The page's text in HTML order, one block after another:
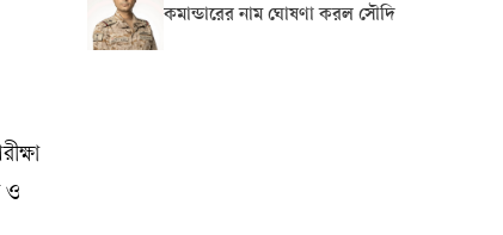
ও
কমান্ডারের নাম ঘোষণা করল সৌদি